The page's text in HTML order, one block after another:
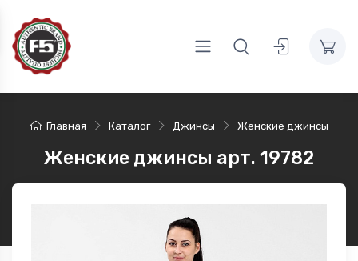
Главная Каталог Джинсы Женские джинсы
Женские джинсы арт. 19782